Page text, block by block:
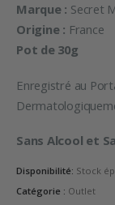
Marque : Secret
Origine : France
Pot de 30g
Enregistré au
Sans Alcool et
Disponibilité: Stock
Catégorie : Outlet